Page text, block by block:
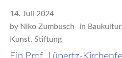
14. Juli 2024
by Niko Zumbusch in Baukultur,
Kunst, Stiftung